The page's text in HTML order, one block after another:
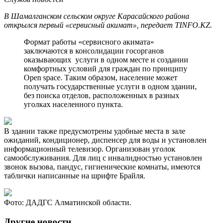
В Шамалганском сельском округе Карасайского района
открылся первый «сервисный акимат», передает TINFO.KZ.
Формат работы «сервисного акимата»
заключаются в консолидации госорганов
оказывающих услуги в одном месте и создании
комфортных условий для граждан по принципу
Open space. Таким образом, население может
получать государственные услуги в одном здании,
без поиска отделов, расположенных в разных
уголках населенного пункта.
В здании также предусмотрены удобные места в зале
ожиданий, кондиционер, диспенсер для воды и установлен
информационный телевизор. Организован уголок
самообслуживания. Для лиц с инвалидностью установлен
звонок вызова, пандус, гигиенические комнаты, имеются
таблички написанные на шрифте Брайля.
Фото: ДАДГС Алматинской области.